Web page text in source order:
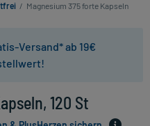
/ Magnesium 375 forte Kapseln
Versand* ab 19€
120 St